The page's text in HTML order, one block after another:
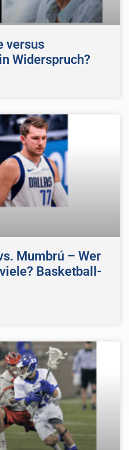
versus
Widerspruch?
Mumbrú – Wer
Basketball-